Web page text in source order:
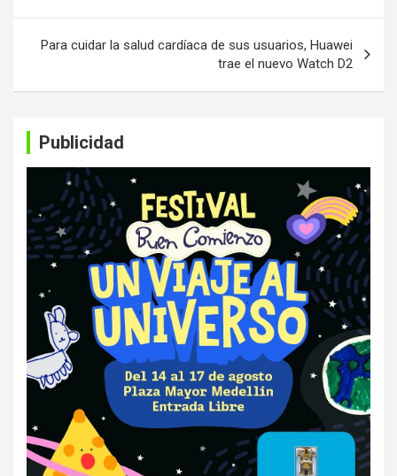
entradas
Para cuidar la salud cardíaca de sus usuarios, Huawei
trae el nuevo Watch D2
Publicidad